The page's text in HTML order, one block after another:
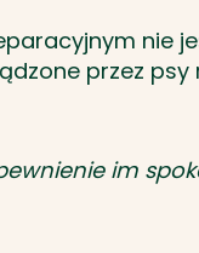
nie
przez
im